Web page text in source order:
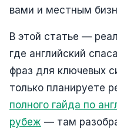
вами и местным
В этой статье —
где английский
фраз для ключевых
только планируете
полного гайда по
рубеж — там